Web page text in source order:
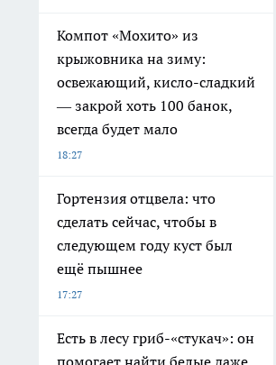
Компот «Мохито» из
крыжовника на зиму:
освежающий, кисло-сладкий
— закрой хоть 100 банок,
всегда будет мало
18:27
Гортензия отцвела: что
сделать сейчас, чтобы в
следующем году куст был
ещё пышнее
17:27
Есть в лесу гриб-«стукач»: он